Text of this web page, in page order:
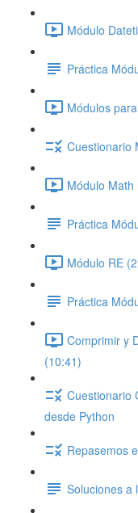
Módulo
Práctica
Módulos
Cuestionario
Módulo Math
Práctica
Módulo RE
Práctica
Comprimir y
(10:41)
Cuestionario
desde Python
Repasemos
Soluciones a